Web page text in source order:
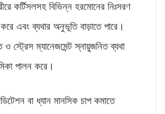
কর্টিসলসহ বিভিন্ন হরমোনের নিঃসরণ
করে এবং ব্যথার অনুভূতি বাড়াতে পারে।
স্ট্রেস ম্যানেজমেন্ট স্নায়ুজনিত ব্যথা
পালন করে।
বা ধ্যান মানসিক চাপ কমাতে